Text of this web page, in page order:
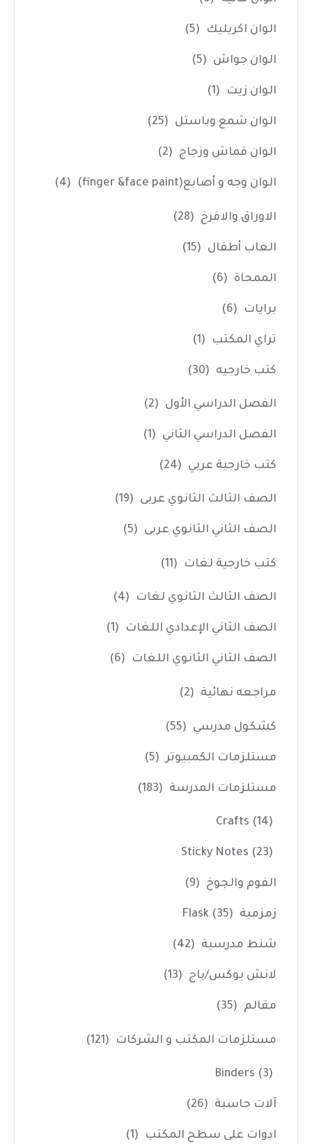
الوان اكريليك (5)
الوان جواش (5)
الوان زيت (1)
الوان شمع وباستل (25)
الوان قماش وزجاج (2)
الوان وجه و أصابع(finger &face paint) (4)
الاوراق والافرخ (28)
العاب أطفال (15)
الممحاة (6)
برايات (6)
تراي المكتب (1)
كتب خارجيه (30)
الفصل الدراسي الأول (2)
الفصل الدراسي الثاني (1)
كتب خارجية عربي (24)
الصف الثالث الثانوي عربى (19)
الصف الثاني الثانوي عربى (5)
كتب خارجية لغات (11)
الصف الثالث الثانوي لغات (4)
الصف الثاني الإعدادي اللغات (1)
الصف الثاني الثانوي اللغات (6)
مراجعه نهائية (2)
كشكول مدرسي (55)
مستلزمات الكمبيوتر (5)
مستلزمات المدرسة (183)
Crafts (14)
Sticky Notes (23)
الفوم والجوخ (9)
زمزمية Flask (35)
شنط مدرسية (42)
لانش بوكس/باج (13)
مقالم (35)
مستلزمات المكتب و الشركات (121)
Binders (3)
آلات حاسبة (26)
ادوات على سطح المكتب (1)